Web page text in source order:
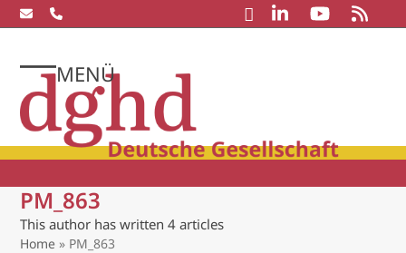
Skip
to
MENÜ
Open
mobile
menu
Close
mobile
menu
PM_863
This author has written 4 articles
Home » PM_863